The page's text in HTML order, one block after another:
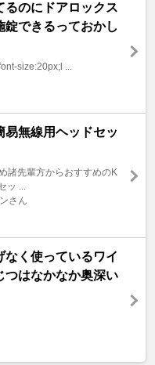
るのにドアロックス
錠できるっておかし
size:20px;l ...
易無線用ヘッドセッ
諸先輩方からおすすめのK
ッ ...
さん
なく使っているワイ
つはなかなか奥深い